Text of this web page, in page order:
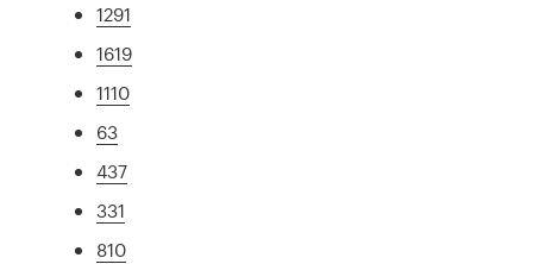
1291
1619
1110
63
437
331
810